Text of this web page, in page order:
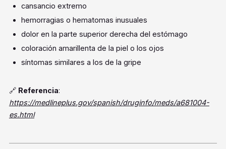
cansancio extremo
hemorragias o hematomas inusuales
dolor en la parte superior derecha del estómago
coloración amarillenta de la piel o los ojos
síntomas similares a los de la gripe
🔗 Referencia:
https://medlineplus.gov/spanish/druginfo/meds/a681004-
es.html